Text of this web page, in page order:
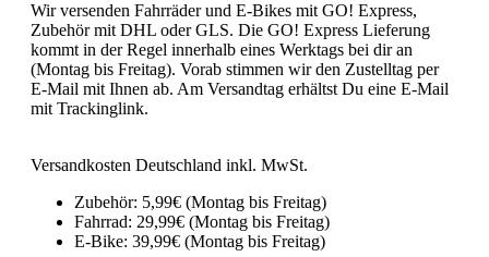
Wir versenden Fahrräder und E-Bikes mit GO! Express,
Zubehör mit DHL oder GLS. Die GO! Express Lieferung
kommt in der Regel innerhalb eines Werktags bei dir an
(Montag bis Freitag). Vorab stimmen wir den Zustelltag per
E-Mail mit Ihnen ab. Am Versandtag erhältst Du eine E-Mail
mit Trackinglink.
Versandkosten Deutschland inkl. MwSt.
Zubehör: 5,99€ (Montag bis Freitag)
Fahrrad: 29,99€ (Montag bis Freitag)
E-Bike: 39,99€ (Montag bis Freitag)